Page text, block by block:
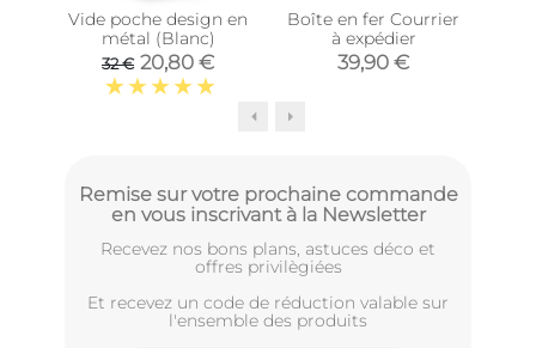
Vide poche design en
métal (Blanc)
32 € 20,80 €
Boîte en fer Courrier
à expédier
39,90 €
Remise sur votre prochaine commande
en vous inscrivant à la Newsletter
Recevez nos bons plans, astuces déco et
offres privilègiées
Et recevez un code de réduction valable sur
l'ensemble des produits